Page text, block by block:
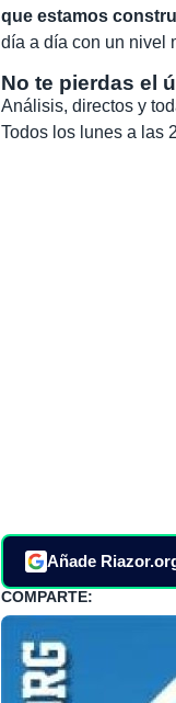
que estamos
día a día con un nivel
No te pierdas el
Análisis, directos y
Todos los lunes a las
Añade
COMPARTE: